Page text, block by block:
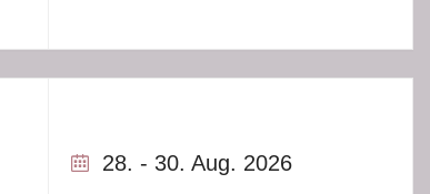
28. - 30. Aug. 2026